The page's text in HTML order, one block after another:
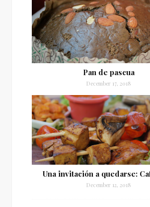
Pan de pascua
December 17, 2018
Una invitación a quedarse:
December 12, 2018